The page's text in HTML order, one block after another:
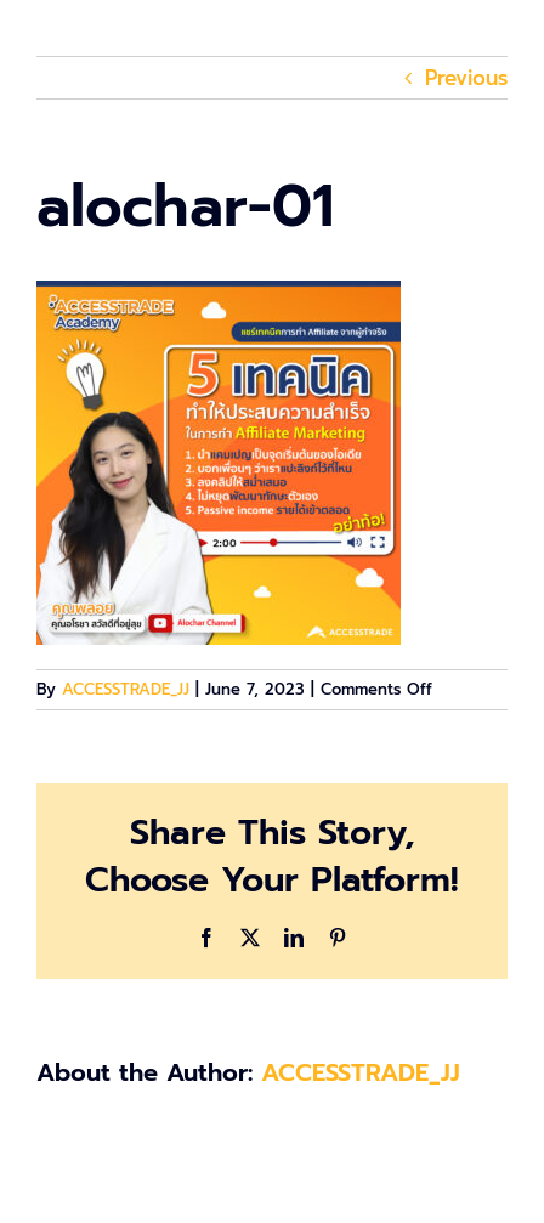
Previous
alochar-01
By ACCESSTRADE_JJ June 7, 2023 Comments Offon
alochar-
Share This Story,
Choose Your Platform!
Facebook LinkedIn
About the Author: ACCESSTRADE_JJ